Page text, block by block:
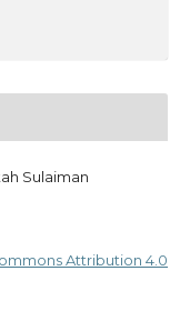
Sulaiman
Attribution 4.0